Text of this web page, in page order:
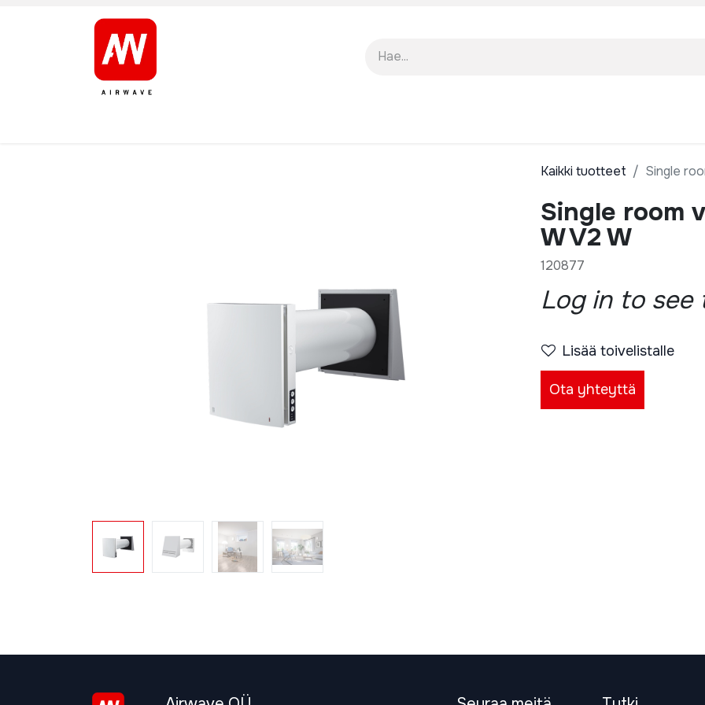
Kaikki tuotteet Single
Single room
W V2 W
120877
Log in to see
Lisää toivelistalle
Ota yhteyttä